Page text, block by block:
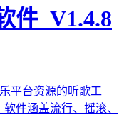
件_V1.4.8
平台资源的听歌工
件涵盖流行、摇滚、